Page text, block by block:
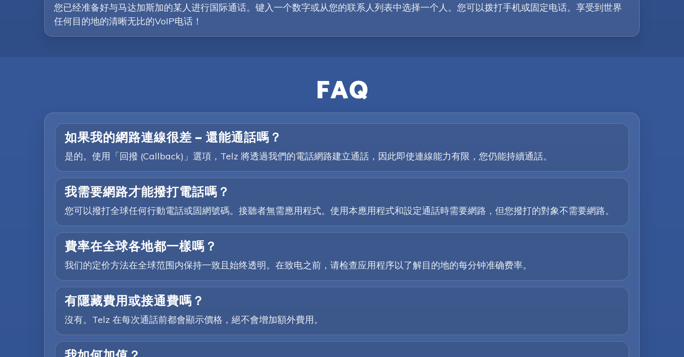
您已经准备好与马达加斯加的某人进行国际通话。键入一个数字或从您的联系人列表中选择一个人。您可以拨打手机或固定电话。享受到世界
任何目的地的清晰无比的VoIP电话！
FAQ
如果我的網路連線很差 — 還能通話嗎？
是的。使用「回撥 (Callback)」選項，Telz 將透過我們的電話網路建立通話，因此即使連線能力有限，您仍能持續通話。
我需要網路才能撥打電話嗎？
您可以撥打全球任何行動電話或固網號碼。接聽者無需應用程式。使用本應用程式和設定通話時需要網路，但您撥打的對象不需要網路。
費率在全球各地都一樣嗎？
我们的定价方法在全球范围内保持一致且始终透明。在致电之前，请检查应用程序以了解目的地的每分钟准确费率。
有隱藏費用或接通費嗎？
沒有。Telz 在每次通話前都會顯示價格，絕不會增加額外費用。